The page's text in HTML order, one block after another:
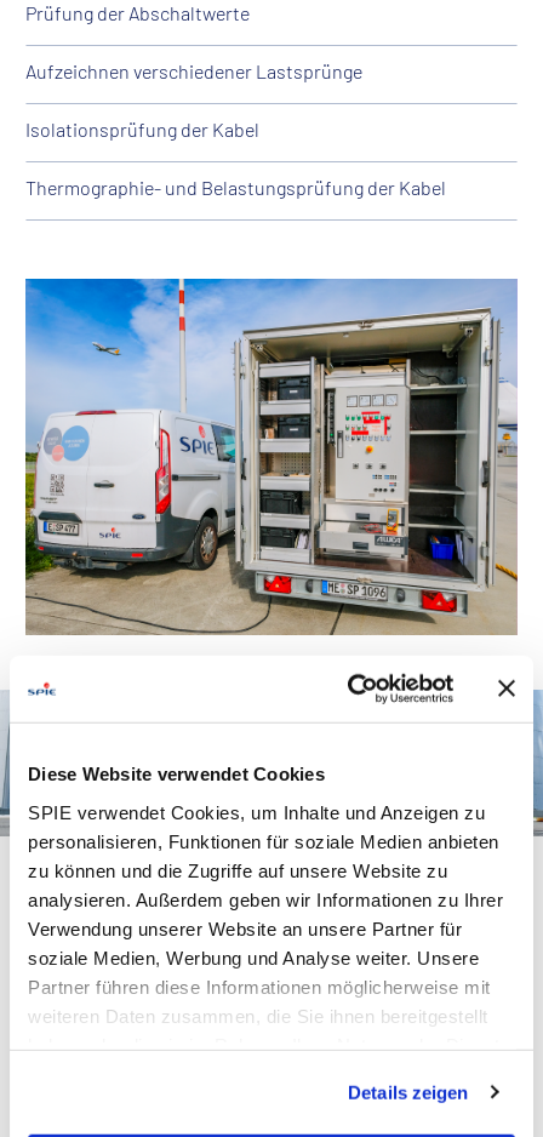
Diese Website verwendet Cookies
SPIE verwendet Cookies, um Inhalte und Anzeigen zu
personalisieren, Funktionen für soziale Medien anbieten
zu können und die Zugriffe auf unsere Website zu
analysieren. Außerdem geben wir Informationen zu Ihrer
Verwendung unserer Website an unsere Partner für
soziale Medien, Werbung und Analyse weiter. Unsere
Partner führen diese Informationen möglicherweise mit
weiteren Daten zusammen, die Sie ihnen bereitgestellt
Verarbeitung Ihrer Daten in den USA ein. Alle weiteren
Informationen zu Cookies finden Sie in unseren
Details zeigen
Prüfung der Abschaltwerte
Aufzeichnen verschiedener Lastsprünge
Isolationsprüfung der Kabel
Thermographie- und Belastungsprüfung der Kabel
Smarte Lösung
Ohmsche und induktive
Belastungsprüfung
SPIE hat eine effiziente und smarte Lösung